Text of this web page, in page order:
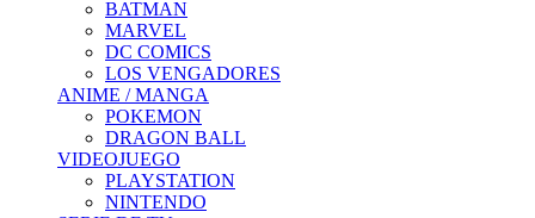
BATMAN
MARVEL
DC COMICS
LOS VENGADORES
ANIME / MANGA
POKEMON
DRAGON BALL
VIDEOJUEGO
PLAYSTATION
NINTENDO